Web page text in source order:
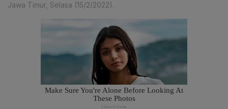
Jawa Timur, Selasa (15/2/2022).